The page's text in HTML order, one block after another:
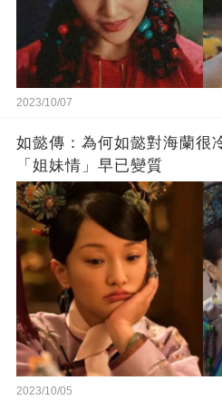
2023/10/07
如懿傳：為何如懿對海蘭很
「姐妹情」早已變質
2023/10/05